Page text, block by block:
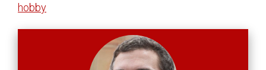
hobby